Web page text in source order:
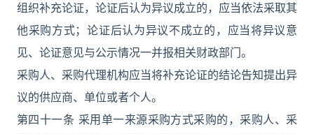
组织补充论证，论证后认为异议成立的，应当依法采取其
他采购方式；论证后认为异议不成立的，应当将异议意
见、论证意见与公示情况一并报相关财政部门。
采购人、采购代理机构应当将补充论证的结论告知提出异
议的供应商、单位或者个人。
第四十一条 采用单一来源采购方式采购的，采购人、采